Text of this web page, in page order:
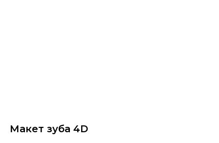
Макет зуба 4D